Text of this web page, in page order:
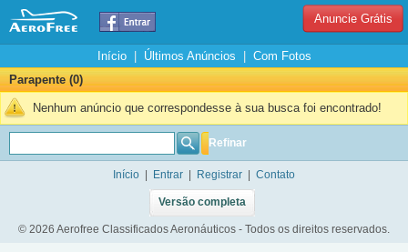
Anuncie Grátis
Início| Últimos Anúncios
Com Fotos
Parapente (0)
Nenhum anúncio que correspondesse à sua busca foi encontrado!
Refinar
Início Entrar Registrar Contato
Versão completa
© 2026 Aerofree Classificados Aeronáuticos - Todos os direitos reservados.